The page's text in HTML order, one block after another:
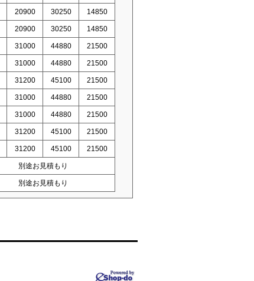
20900 30250 14850
20900 30250 14850
31000 44880 21500
31000 44880 21500
31200 45100 21500
31000 44880 21500
31000 44880 21500
31200 45100 21500
31200 45100 21500
別途お見積もり
別途お見積もり